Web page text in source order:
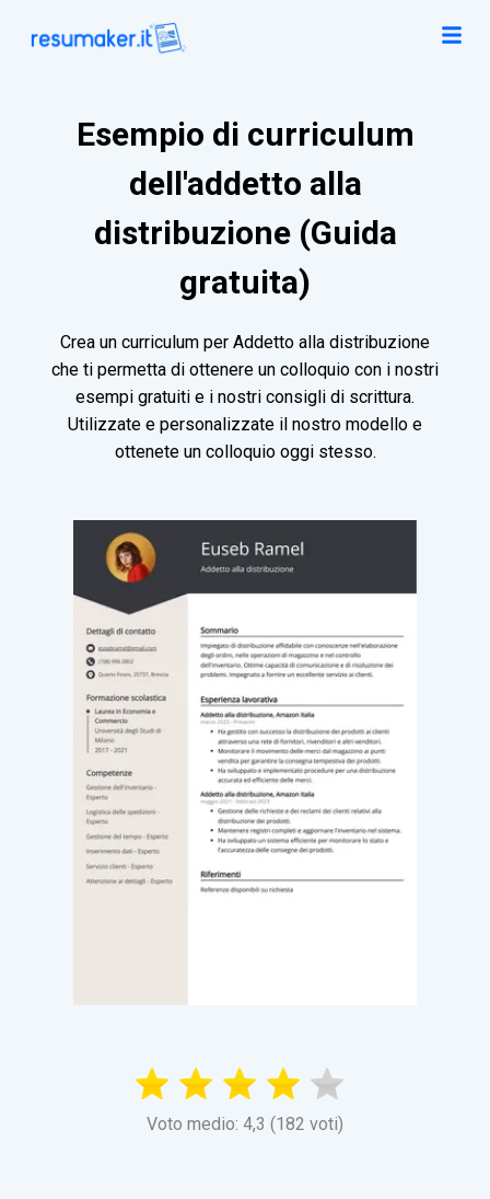
Esempio di curriculum
dell'addetto alla
distribuzione (Guida
gratuita)
Crea un curriculum per Addetto alla distribuzione
che ti permetta di ottenere un colloquio con i nostri
esempi gratuiti e i nostri consigli di scrittura.
Utilizzate e personalizzate il nostro modello e
ottenete un colloquio oggi stesso.
Voto medio: 4,3 (182 voti)